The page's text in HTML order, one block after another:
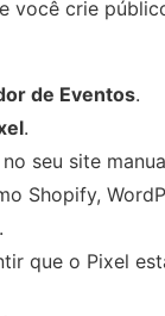
você crie
de Eventos.
.
seu site
Shopify,
que o Pixel